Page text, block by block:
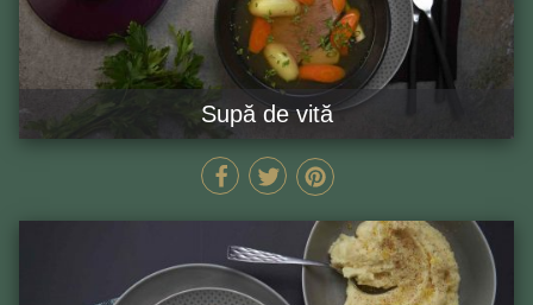
Supă de vită
280 MIN GĂTEȘTE ACUM